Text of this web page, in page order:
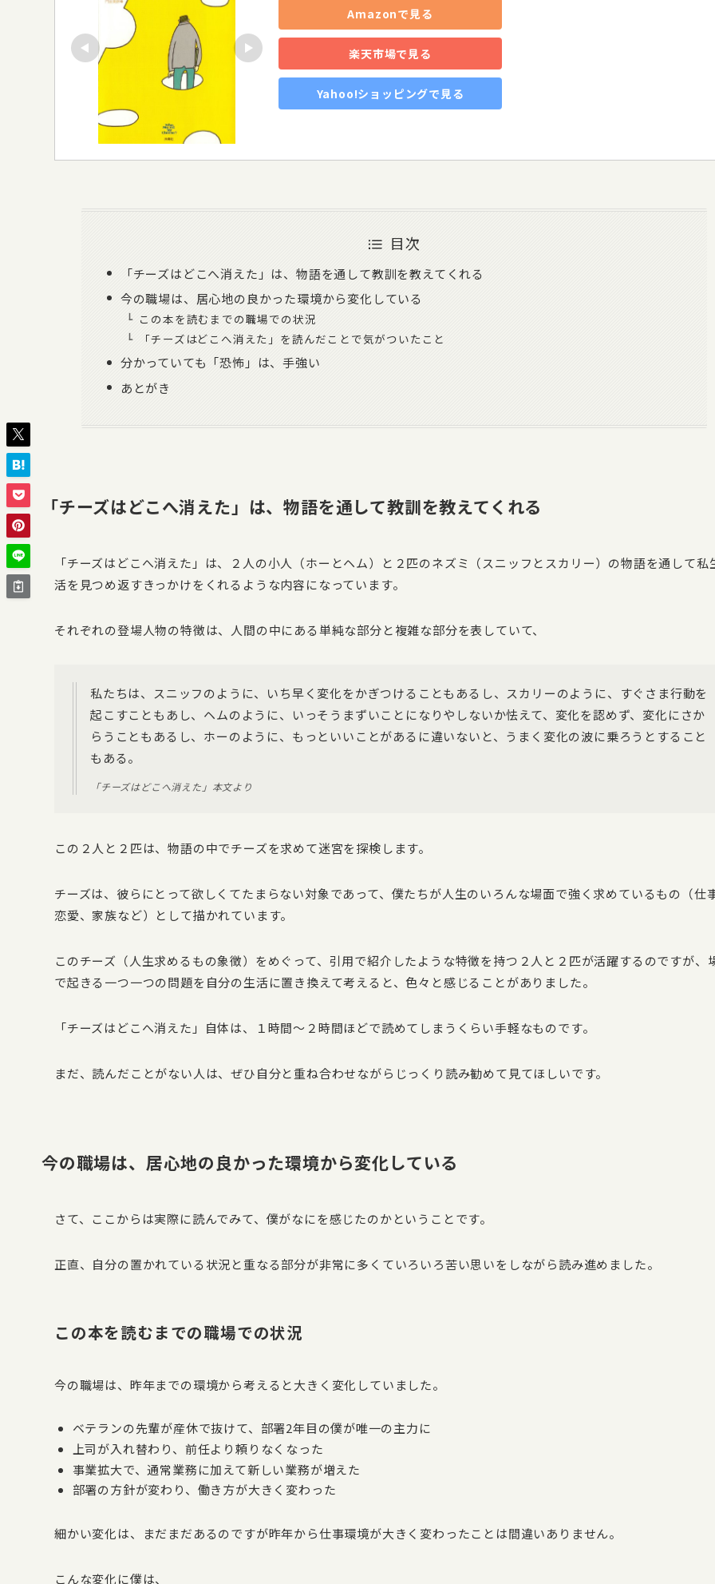
Amazonで見る
楽天市場で見る
Yahoo!ショッピングで見る
目次
「チーズはどこへ消えた」は、物語を通して教訓を教えてくれる
今の職場は、居心地の良かった環境から変化している
この本を読むまでの職場での状況
「チーズはどこへ消えた」を読んだことで気がついたこと
分かっていても「恐怖」は、手強い
あとがき
「チーズはどこへ消えた」は、物語を通して教訓を教えてくれる
「チーズはどこへ消えた」は、２人の小人（ホーとヘム）と２匹のネズミ（スニッフとスカリー）の物語を通して私
活を見つめ返すきっかけをくれるような内容になっています。
それぞれの登場人物の特徴は、人間の中にある単純な部分と複雑な部分を表していて、
私たちは、スニッフのように、いち早く変化をかぎつけることもあるし、スカリーのように、すぐさま行動を
起こすこともあし、ヘムのように、いっそうまずいことになりやしないか怯えて、変化を認めず、変化にさか
らうこともあるし、ホーのように、もっといいことがあるに違いないと、うまく変化の波に乗ろうとすること
もある。
「チーズはどこへ消えた」本文より
この２人と２匹は、物語の中でチーズを求めて迷宮を探検します。
チーズは、彼らにとって欲しくてたまらない対象であって、僕たちが人生のいろんな場面で強く求めているもの（仕
恋愛、家族など）として描かれています。
このチーズ（人生求めるもの象徴）をめぐって、引用で紹介したような特徴を持つ２人と２匹が活躍するのですが、
で起きる一つ一つの問題を自分の生活に置き換えて考えると、色々と感じることがありました。
「チーズはどこへ消えた」自体は、１時間〜２時間ほどで読めてしまうくらい手軽なものです。
まだ、読んだことがない人は、ぜひ自分と重ね合わせながらじっくり読み勧めて見てほしいです。
今の職場は、居心地の良かった環境から変化している
さて、ここからは実際に読んでみて、僕がなにを感じたのかということです。
正直、自分の置かれている状況と重なる部分が非常に多くていろいろ苦い思いをしながら読み進めました。
この本を読むまでの職場での状況
今の職場は、昨年までの環境から考えると大きく変化していました。
ベテランの先輩が産休で抜けて、部署2年目の僕が唯一の主力に
上司が入れ替わり、前任より頼りなくなった
事業拡大で、通常業務に加えて新しい業務が増えた
部署の方針が変わり、働き方が大きく変わった
細かい変化は、まだまだあるのですが昨年から仕事環境が大きく変わったことは間違いありません。
こんな変化に僕は、